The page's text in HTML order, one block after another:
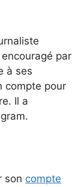
par
à ses
compte pour
Il a
son compte